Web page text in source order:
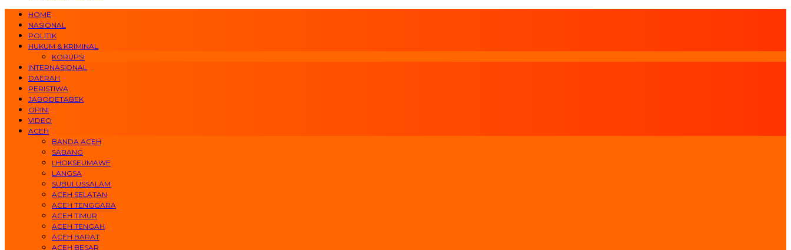
HOME
NASIONAL
POLITIK
HUKUM & KRIMINAL
KORUPSI
INTERNASIONAL
DAERAH
PERISTIWA
JABODETABEK
OPINI
VIDEO
ACEH
BANDA ACEH
SABANG
LHOKSEUMAWE
LANGSA
SUBULUSSALAM
ACEH SELATAN
ACEH TENGGARA
ACEH TIMUR
ACEH TENGAH
ACEH BARAT
ACEH BESAR